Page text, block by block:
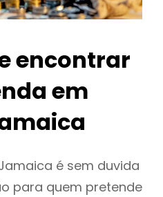
encontrar
em
é sem duvida
para quem pretende